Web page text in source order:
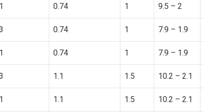
0.74 1 9.5 – 2
0.74 1 7.9 – 1.9
0.74 1 7.9 – 1.9
1.1 1.5 10.2 – 2.1
1.1 1.5 10.2 – 2.1